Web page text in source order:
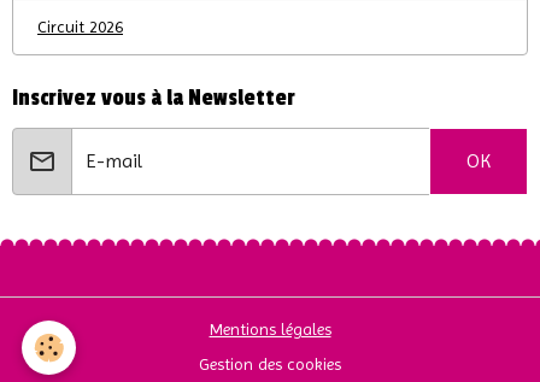
Circuit 2026
Inscrivez vous à la Newsletter
OK
Mentions légales
Gestion des cookies